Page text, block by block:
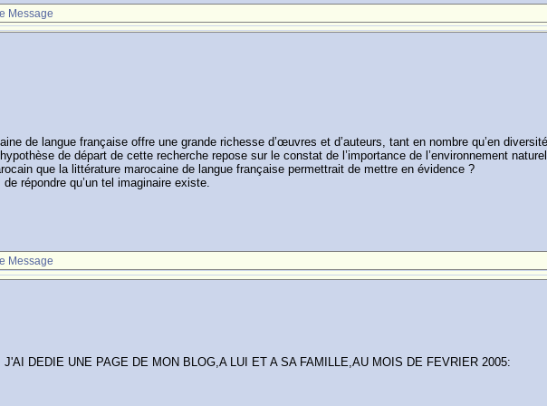
Message
de langue française offre une grande richesse d’œuvres et d’auteurs, tant en nombre qu’en
de départ de cette recherche repose sur le constat de l’importance de l’environnement
que la littérature marocaine de langue française permettrait de mettre en évidence ?
répondre qu’un tel imaginaire existe.
Message
DEDIE UNE PAGE DE MON BLOG,A LUI ET A SA FAMILLE,AU MOIS DE FEVRIER 2005: